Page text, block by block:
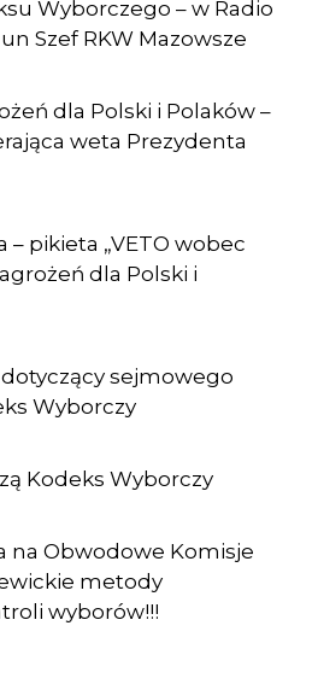
Wyborczego – w Radio
Szef RKW Mazowsze
dla Polski i Polaków –
weta Prezydenta
– pikieta „VETO wobec
dla Polski i
sejmowego
Wyborczy
Kodeks Wyborczy
na Obwodowe Komisje
metody
wyborów!!!